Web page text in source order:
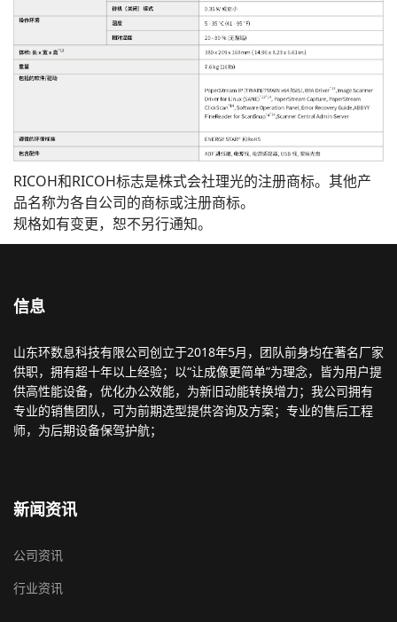
RICOH和RICOH标志是株式会社理光的注册商标。其他产
品名称为各自公司的商标或注册商标。
规格如有变更，恕不另行通知。
信息
山东环数息科技有限公司创立于2018年5月，团队前身均在著名厂家
供职，拥有超十年以上经验；以“让成像更简单”为理念，皆为用户提
供高性能设备，优化办公效能，为新旧动能转换增力；我公司拥有
专业的销售团队，可为前期选型提供咨询及方案；专业的售后工程
师，为后期设备保驾护航；
新闻资讯
公司资讯
行业资讯